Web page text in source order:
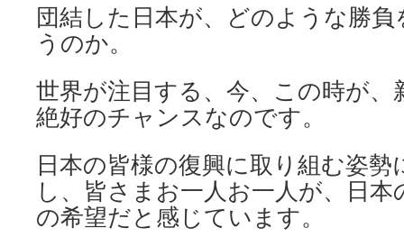
団結した日本が、どのような勝
うのか。
世界が注目する、今、この時が
絶好のチャンスなのです。
日本の皆様の復興に取り組む姿勢
し、皆さまお一人お一人が、日
の希望だと感じています。